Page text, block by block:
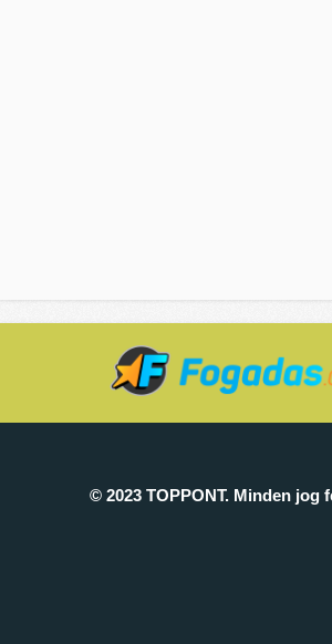
© 2023 TOPPONT. Minden jog